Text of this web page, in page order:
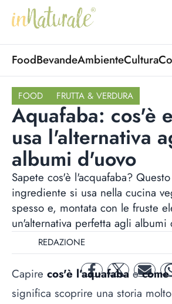
FoodBevandeAmbienteCultura
FOOD FRUTTA & VERDURA
Aquafaba: cos'è
usa l'alternativa
albumi d'uovo
Sapete cos'è l'acquafaba?
ingrediente si usa nella cucina
spesso e, montata con le fruste
un'alternativa perfetta agli albumi
REDAZIONE
facebooktwitter mail
Capire cos'è l’aquafaba e
significa scoprire una storia